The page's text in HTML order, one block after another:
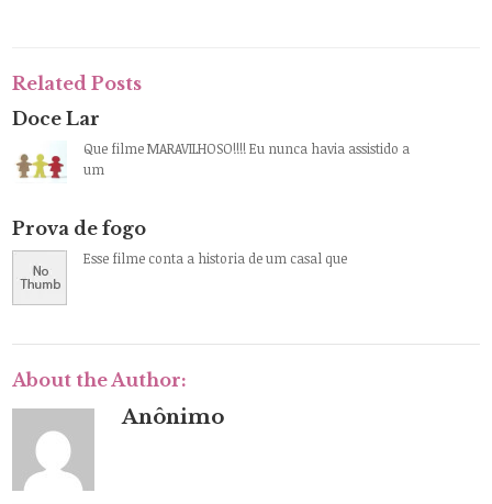
Related Posts
Doce Lar
Que filme MARAVILHOSO!!!! Eu nunca havia assistido a
um
Prova de fogo
Esse filme conta a historia de um casal que
About the Author:
Anônimo